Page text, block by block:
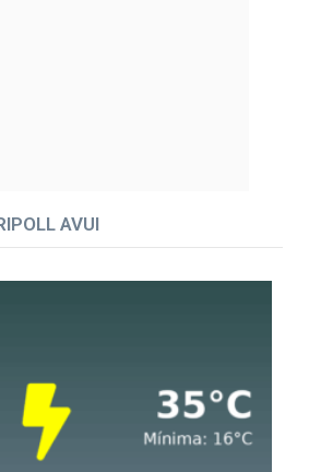
AVUI